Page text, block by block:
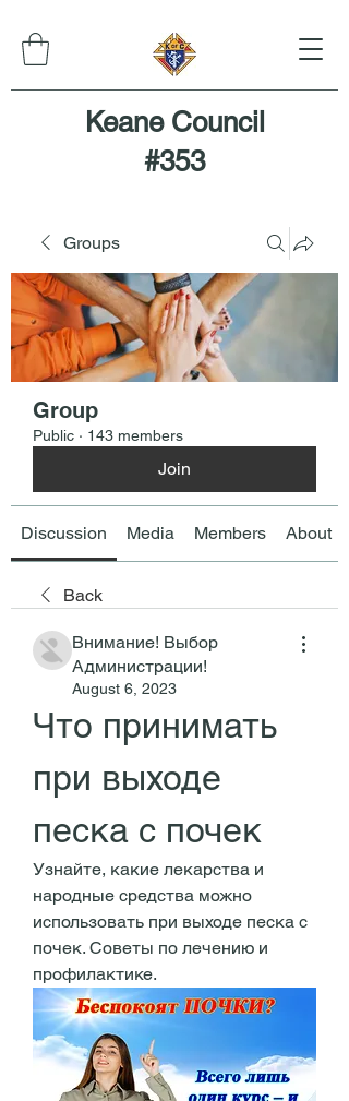
Keane Council
#353
Groups
Group
Public · 143 members
Join
Discussion Media Members About
Back
Внимание! Выбор
Администрации!
August 6, 2023
Что принимать
при выходе
песка с почек
Узнайте, какие лекарства и
народные средства можно
использовать при выходе песка с
почек. Советы по лечению и
профилактике.